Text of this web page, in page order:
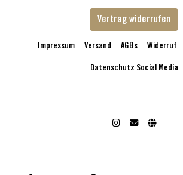
Vertrag widerrufen
Impressum Versand AGBs Widerruf
Datenschutz Social Media